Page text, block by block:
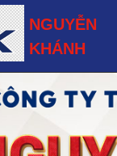
NGUYỄN
KHÁNH